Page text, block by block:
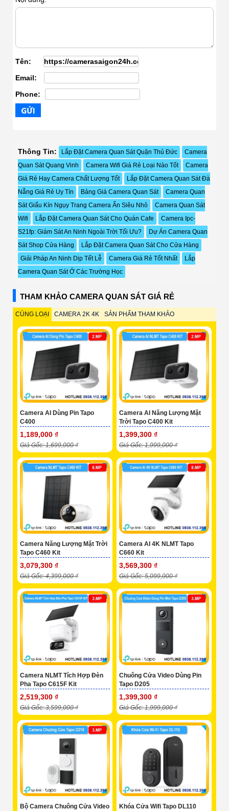
Tên:
Email:
Phone:
Thông Tin: Lắp Đặt Camera Quan Sát Quận Thủ Đức
Camera
Quan Sát Quang Vinh
Camera Wifi Giá Rẻ Loại Nào Tốt
Camera
Giá Rẻ Hay Camera Chất Lượng Tốt
Lắp Đặt Camera Quan Sát Đà
Nẵng Giá Rẻ Uy Tín
Bảng Giá Camera Quan Sát
Camera Quan
Sát Giấu Kín Ngụy Trang Camera Ẩn Siêu Nhỏ
Camera Quan Sát
Wifi
Lắp Đặt Camera Quan Sát Cho Quán Cafe
Camera Ipc-
S21fp: Giám Sát An Ninh Ngoài Trời Tối Ưu?
Dự Án Camera Quan
Sát Shop Cửa Hàng
Lắp Đặt Camera Quan Sát Cho Cửa Hàng
Giải Pháp An Ninh Dịp Tết Lễ
Camera Giá Rẻ Tốt Nhất
Lắp
Camera Quan Sát Ở Các Trường Học
THAM KHẢO CAMERA QUAN SÁT GIÁ RẺ
CÙNG LOẠI CAMERA 2K 4K SẢN PHẨM THAM KHẢO
Camera AI Dùng Pin Tapo
C400
1,189,000 ₫
Giá Gốc: 1,699,000 ₫
Camera AI Năng Lượng Mặt
Trời Tapo C400 Kit
1,399,300 ₫
Giá Gốc: 1,999,000 ₫
Camera Năng Lượng Mặt Trời
Tapo C460 Kit
3,079,300 ₫
Giá Gốc: 4,399,000 ₫
Camera AI 4K NLMT Tapo
C660 Kit
3,569,300 ₫
Giá Gốc: 5,099,000 ₫
Camera NLMT Tích Hợp Đèn
Pha Tapo C615F Kit
2,519,300 ₫
Giá Gốc: 3,599,000 ₫
Chuông Cửa Video Dùng Pin
Tapo D205
1,399,300 ₫
Giá Gốc: 1,999,000 ₫
Bộ Camera Chuông Cửa Video
Khóa Cửa Wifi Tapo DL110